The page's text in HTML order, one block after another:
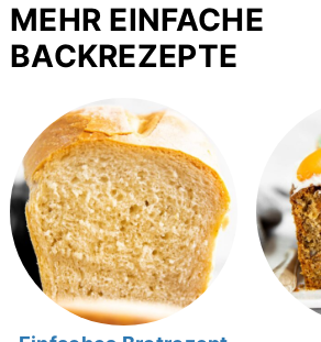
MEHR EINFACHE
BACKREZEPTE